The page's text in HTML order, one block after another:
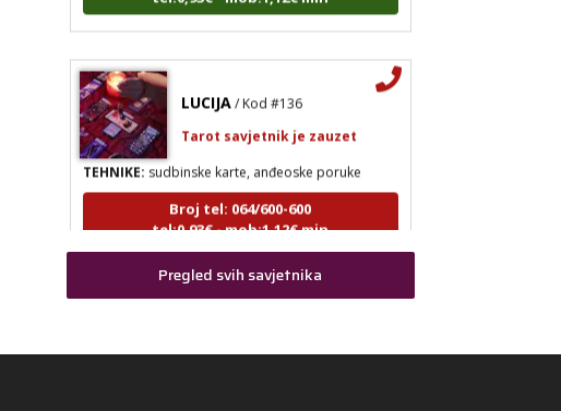
LUCIJA
/ Kod #136
Tarot savjetnik je zauzet
TEHNIKE:sudbinske karte, anđeoske poruke
Broj tel: 064/600-600
tel:0,93€ - mob:1,12€ min
Tarot savjetnik je slobodan
Pregled svih savjetnika